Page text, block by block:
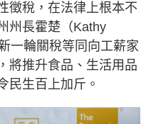
徵稅，在法律上根本不
州長霍楚（Kathy
一輪關稅等同向工薪家
將推升食品、生活用品
民生百上加斤。